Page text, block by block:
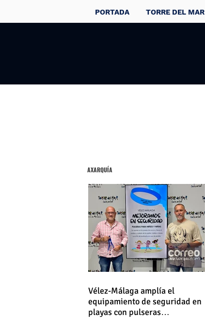
PORTADA TORRE DEL MAR
AXARQUÍA
Vélez-Málaga amplía el
equipamiento de seguridad en
playas con pulseras